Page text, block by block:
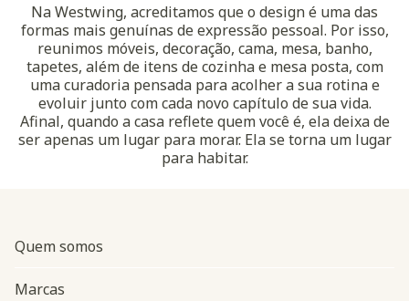
Na Westwing, acreditamos que o design é uma das
formas mais genuínas de expressão pessoal. Por isso,
reunimos móveis, decoração, cama, mesa, banho,
tapetes, além de itens de cozinha e mesa posta, com
uma curadoria pensada para acolher a sua rotina e
evoluir junto com cada novo capítulo de sua vida.
Afinal, quando a casa reflete quem você é, ela deixa de
ser apenas um lugar para morar. Ela se torna um lugar
para habitar.
Quem somos
Marcas